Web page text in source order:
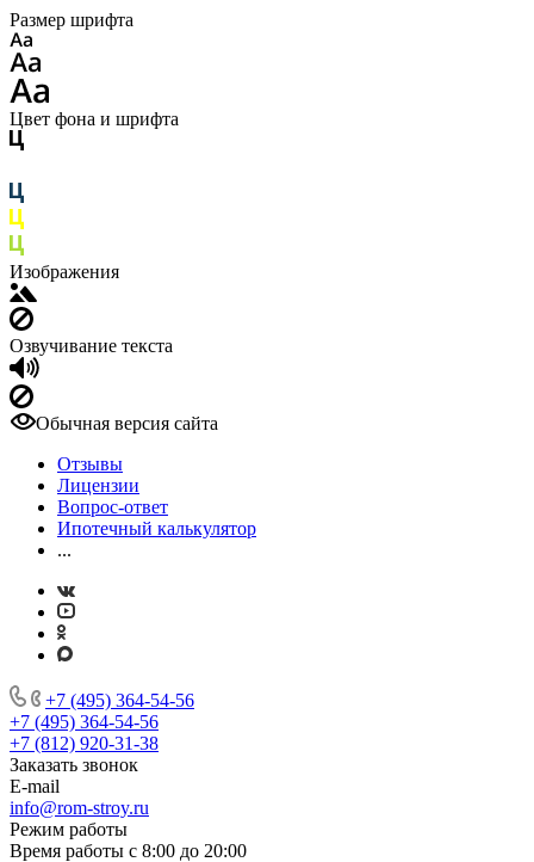
Размер шрифта
Цвет фона и шрифта
Изображения
Озвучивание текста
Обычная версия сайта
Отзывы
Лицензии
Вопрос-ответ
Ипотечный калькулятор
...
+7 (495) 364-54-56
+7 (495) 364-54-56
+7 (812) 920-31-38
Заказать звонок
E-mail
info@rom-stroy.ru
Режим работы
Время работы с 8:00 до 20:00